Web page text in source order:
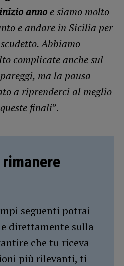
anno e siamo molto
e andare in Sicilia per
Abbiamo
complicate anche sul
ma la pausa
a riprenderci al meglio
finali”.
seguenti potrai
direttamente sulla
che tu riceva
più rilevanti, ti